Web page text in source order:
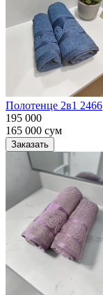
Полотенце 2в1 2466
195 000
165 000 сум
Заказать